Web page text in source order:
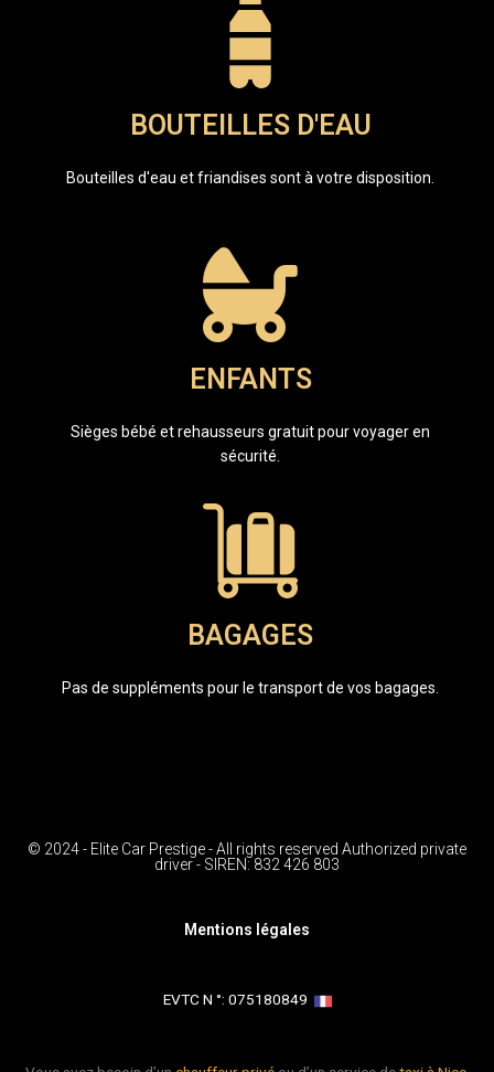
BOUTEILLES D'EAU
Bouteilles d'eau et friandises sont à votre disposition.
ENFANTS
Sièges bébé et rehausseurs gratuit pour voyager en
sécurité.
BAGAGES
Pas de suppléments pour le transport de vos bagages.
© 2024 - Elite Car Prestige - All rights reserved Authorized private
driver - SIREN: 832 426 803
Mentions légales
EVTC N °: 075180849 ​